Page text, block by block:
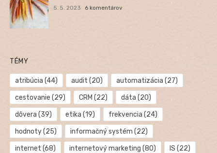
5. 5. 2023 6 komentárov
TÉMY
atribúcia (44) audit (20) automatizácia (27)
cestovanie (29) CRM (22) dáta (20)
dôvera (39) etika (19) frekvencia (24)
hodnoty(25) informačný systém (22)
internet (68) internetový marketing (80) IS (22)